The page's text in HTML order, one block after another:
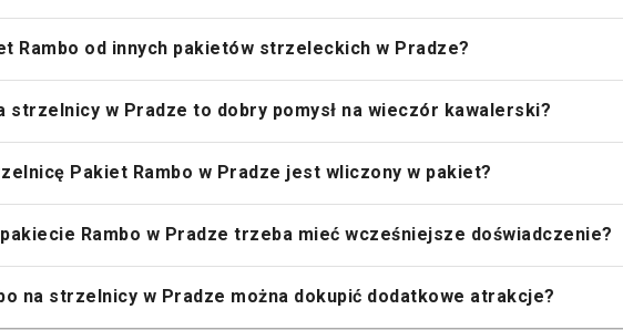
Rambo od innych pakietów strzeleckich w Pradze?
strzelnicy w Pradze to dobry pomysł na wieczór kawalerski?
Pakiet Rambo w Pradze jest wliczony w pakiet?
Rambo w Pradze trzeba mieć wcześniejsze doświadczenie?
na strzelnicy w Pradze można dokupić dodatkowe atrakcje?